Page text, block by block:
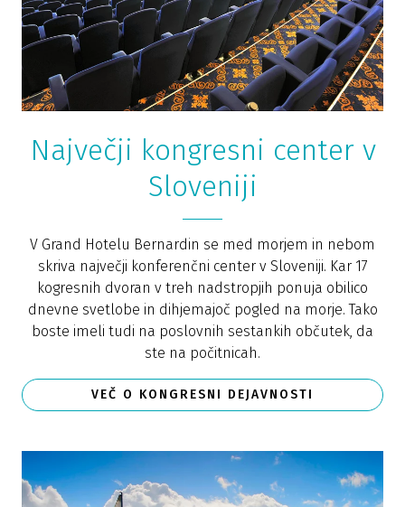
Največji kongresni center v
Sloveniji
V Grand Hotelu Bernardin se med morjem in nebom
skriva največji konferenčni center v Sloveniji. Kar 17
kogresnih dvoran v treh nadstropjih ponuja obilico
dnevne svetlobe in dihjemajoč pogled na morje. Tako
boste imeli tudi na poslovnih sestankih občutek, da
ste na počitnicah.
VEČ O KONGRESNI DEJAVNOSTI